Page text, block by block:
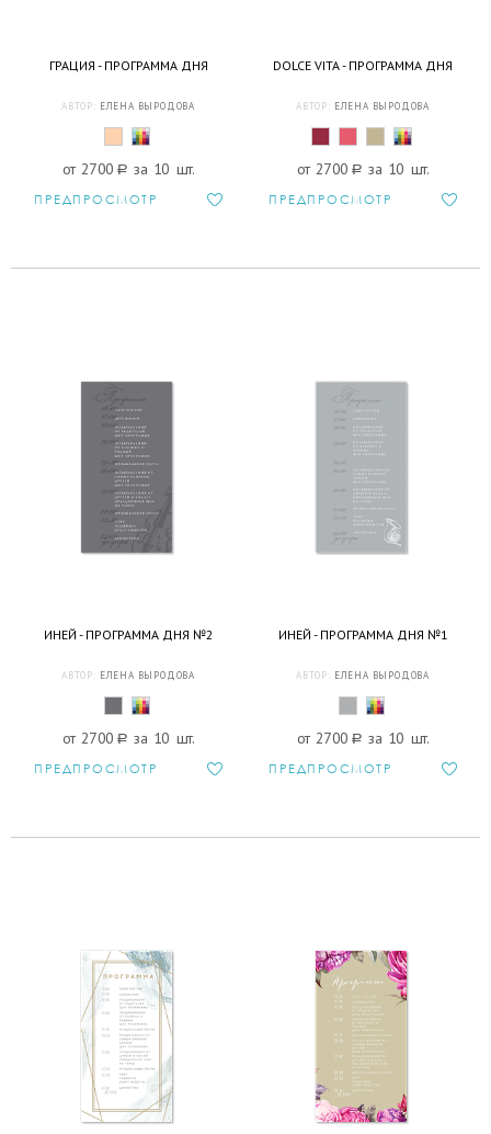
ГРАЦИЯ - ПРОГРАММА ДНЯ
АВТОР: ЕЛЕНА ВЫРОДОВА
от 2700 a за 10 шт.
ПРЕДПРОСМОТР
DOLCE VITA - ПРОГРАММА ДНЯ
АВТОР: ЕЛЕНА ВЫРОДОВА
от 2700 a за 10 шт.
ПРЕДПРОСМОТР
ИНЕЙ - ПРОГРАММА ДНЯ №2
АВТОР: ЕЛЕНА ВЫРОДОВА
от 2700 a за 10 шт.
ПРЕДПРОСМОТР
ИНЕЙ - ПРОГРАММА ДНЯ №1
АВТОР: ЕЛЕНА ВЫРОДОВА
от 2700 a за 10 шт.
ПРЕДПРОСМОТР